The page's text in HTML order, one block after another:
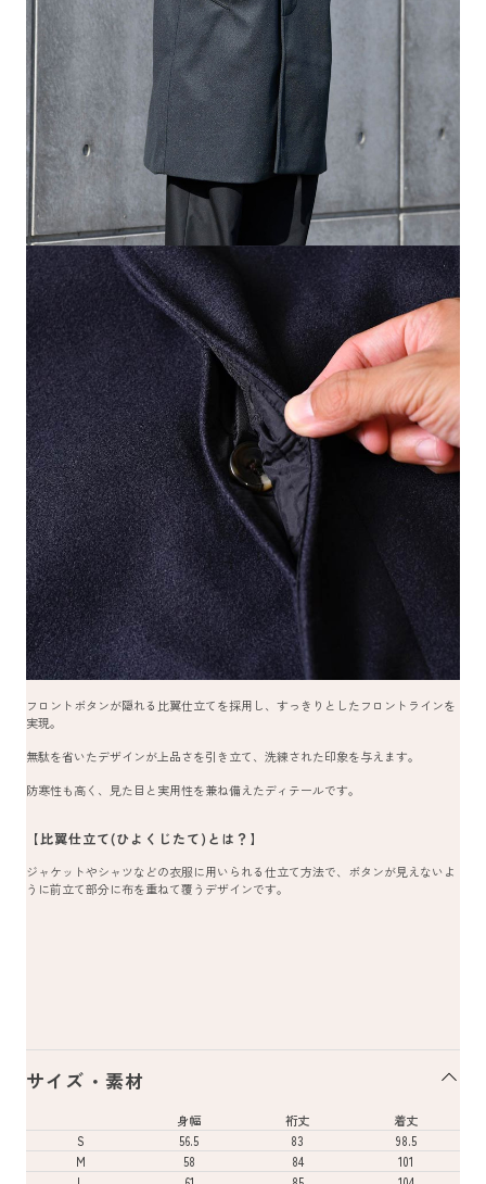
フロントボタンが隠れる比翼仕立てを採用し、すっきりとしたフロントラインを
実現。
無駄を省いたデザインが上品さを引き立て、洗練された印象を与えます。
防寒性も高く、見た目と実用性を兼ね備えたディテールです。
【比翼仕立て(ひよくじたて)とは？】
ジャケットやシャツなどの衣服に用いられる仕立て方法で、ボタンが見えないよ
うに前立て部分に布を重ねて覆うデザインです。
サイズ・素材
身幅 裄丈
着丈
S
56.5 83
98.5
M
58 84
101